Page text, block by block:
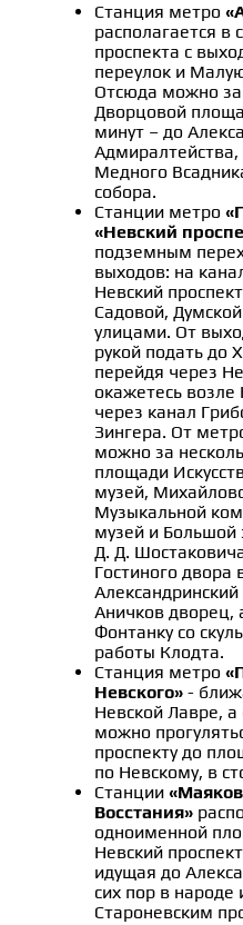
Станция метро
располагается в
проспекта с
переулок и
Отсюда можно
Дворцовой
минут – до
Медного
собора.
Станции метро
«Невский
подземным
выходов: на
Невский
Садовой,
улицами. От
рукой подать до
перейдя через
окажетесь возле
через канал
Зингера. От
можно за
площади
музей,
Музыкальной
музей и
Д. Д.
Гостиного двора
Аничков дворец,
Фонтанку со
работы Клодта.
Станция метро
Невского» -
Невской Лавре,
можно
проспекту до
по Невскому, в
Станции
Восстания»
одноименной
Невский
идущая до
сих пор в народе
Староневским